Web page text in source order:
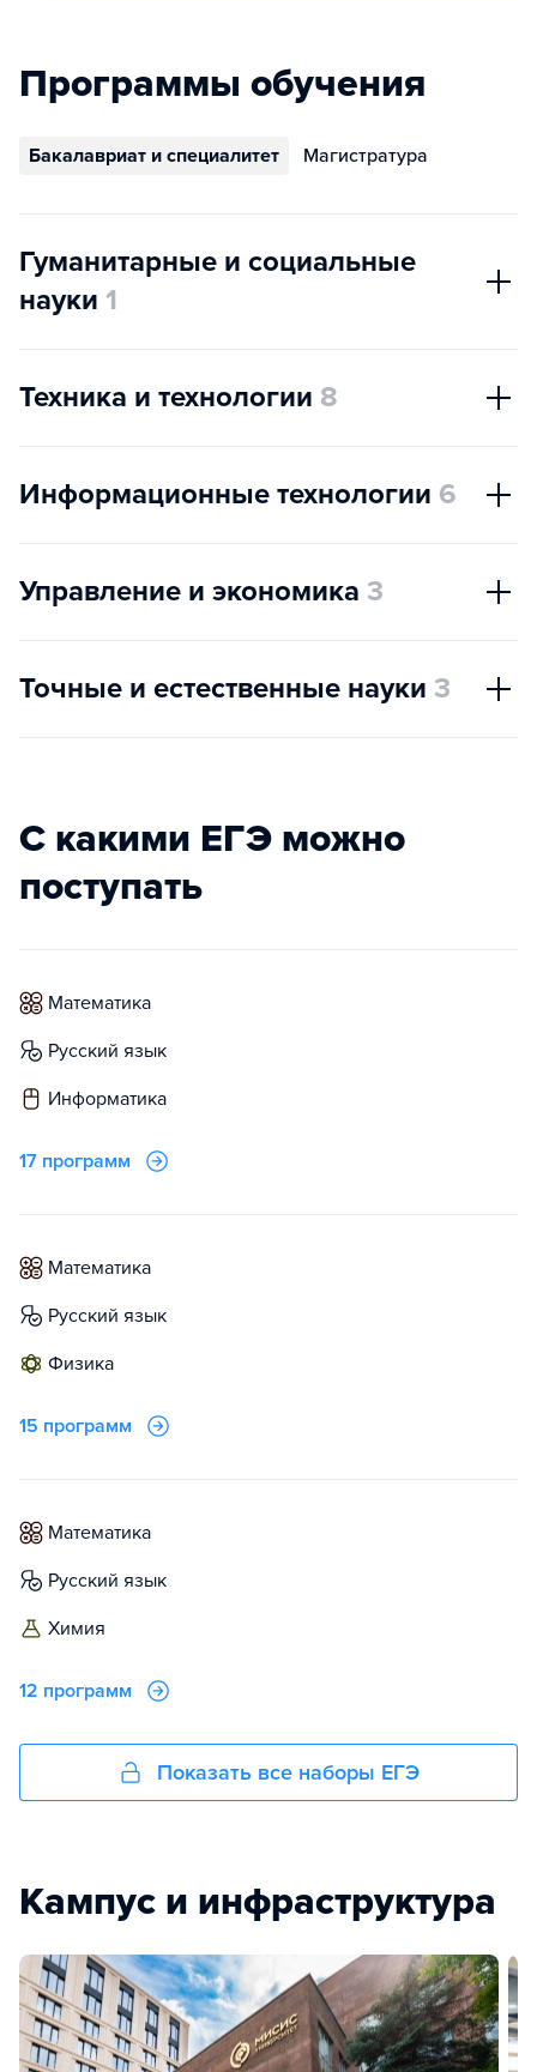
Программы обучения
Бакалавриат и специалитет Магистратура
Гуманитарные и социальные
науки 1
Техника и технологии 8
Информационные технологии 6
Управление и экономика 3
Точные и естественные науки 3
С какими ЕГЭ можно
поступать
математика
русский язык
информатика
17 программ
математика
русский язык
физика
15 программ
математика
русский язык
химия
12 программ
Показать все наборы ЕГЭ
Кампус и инфраструктура